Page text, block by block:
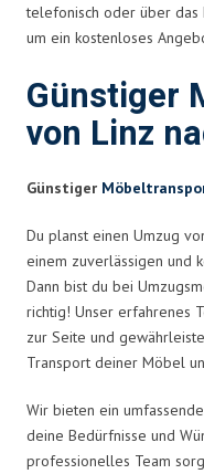
telefonisch oder über das
um ein kostenloses
Günstiger
von Linz
Günstiger
Du planst einen Umzug
einem zuverlässigen und
Dann bist du bei
richtig! Unser erfahrenes
zur Seite und
Transport deiner Möbel
Wir bieten ein
deine Bedürfnisse und
professionelles Team